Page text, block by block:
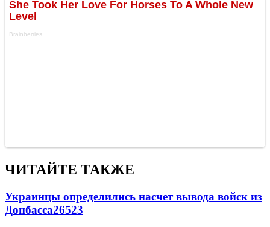
ЧИТАЙТЕ ТАКЖЕ
Украинцы определились насчет вывода войск из
Донбасса26523